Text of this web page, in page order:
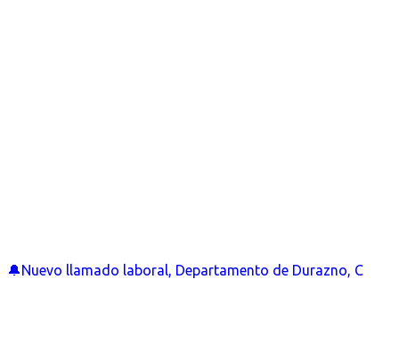
🔔Nuevo llamado laboral, Departamento de Durazno, C